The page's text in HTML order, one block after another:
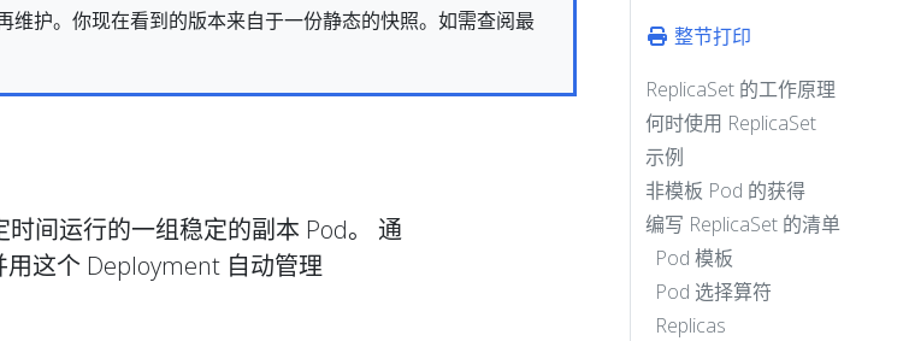
维护。你现在看到的版本来自于一份静态的快照。如需查阅最
间运行的一组稳定的副本 Pod。 通
这个 Deployment 自动管理
整节打印
ReplicaSet 的工作原理
何时使用 ReplicaSet
示例
非模板 Pod 的获得
编写 ReplicaSet 的清单
Pod 模板
Pod 选择算符
Replicas